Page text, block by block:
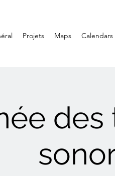
Projets Maps Calendars
des